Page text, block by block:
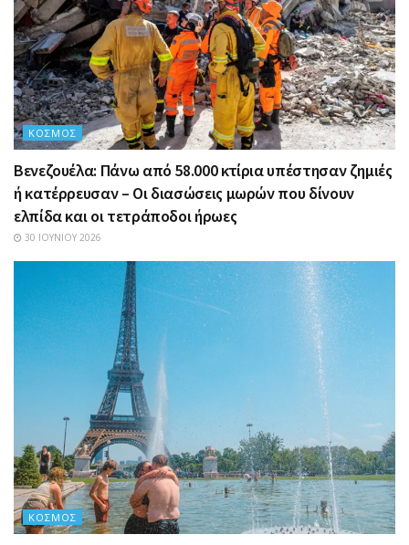
ΚΌΣΜΟΣ
Βενεζουέλα: Πάνω από 58.000 κτίρια υπέστησαν ζημιές
ή κατέρρευσαν – Οι διασώσεις μωρών που δίνουν
ελπίδα και οι τετράποδοι ήρωες
30 ΙΟΥΝΊΟΥ 2026
ΚΌΣΜΟΣ